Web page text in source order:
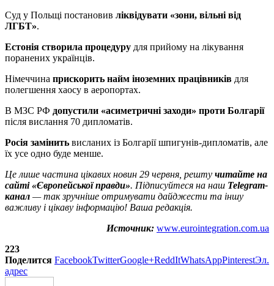
Суд у Польщі постановив ліквідувати «зони, вільні від
ЛГБТ».
Естонія створила процедуру для прийому на лікування
поранених українців.
Німеччина прискорить найм іноземних працівників для
полегшення хаосу в аеропортах.
В МЗС РФ допустили «асиметричні заходи» проти Болгарії
після вислання 70 дипломатів.
Росія замінить висланих із Болгарії шпигунів-дипломатів, але
їх усе одно буде менше.
Це лише частина цікавих новин 29 червня, решту читайте на
сайті «Європейської правди». Підписуйтеся на наш Telegram-
канал — так зручніше отримувати дайджести та іншу
важливу і цікаву інформацію! Ваша редакція.
Источник: www.eurointegration.com.ua
223
Поделится FacebookTwitterGoogle+ReddItWhatsAppPinterestЭл.
адрес